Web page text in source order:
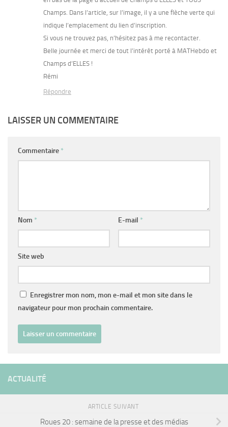
Champs. Dans l’article, sur l’image, il y a une flèche verte qui
indique l’emplacement du lien d’inscription.
Si vous ne trouvez pas, n’hésitez pas à me recontacter.
Belle journée et merci de tout l’intérêt porté à MATHebdo et
Champs d’ELLES !
Rémi
Répondre
LAISSER UN COMMENTAIRE
Commentaire *
Nom * E-mail *
Site web
Enregistrer mon nom, mon e-mail et mon site dans le
navigateur pour mon prochain commentaire.
ACTUALITÉ
ARTICLE SUIVANT
Roues 20 : semaine de la presse et des médias